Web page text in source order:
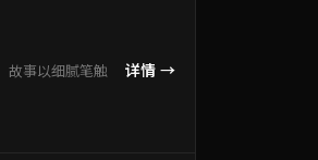
故事以细腻笔触
详情 →